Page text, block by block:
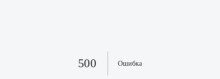
500 Ошибка